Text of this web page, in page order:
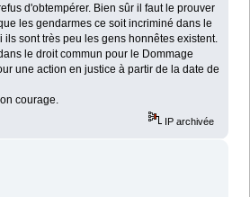
d'obtempérer. Bien sûr il faut le prouver
les gendarmes ce soit incriminé dans le
ils sont très peu les gens honnêtes existent.
le droit commun pour le Dommage
une action en justice à partir de la date de
courage.
IP archivée